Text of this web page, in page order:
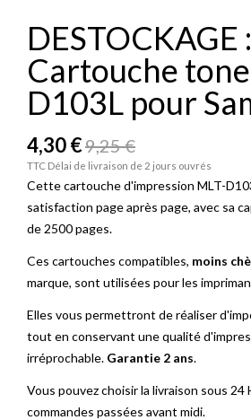
DESTOCKAGE :
Cartouche
D103L pour
4,30 €9,25 €
TTC Délai de livraison de 2 jours ouvrés
Cette cartouche d'impression MLT-
satisfaction page après page, avec sa
de 2500 pages.
Ces cartouches compatibles, moins
marque, sont utilisées pour les
Elles vous permettront de réaliser
tout en conservant une qualité
irréprochable. Garantie 2 ans.
Vous pouvez choisir la livraison sous 24
commandes passées avant midi.